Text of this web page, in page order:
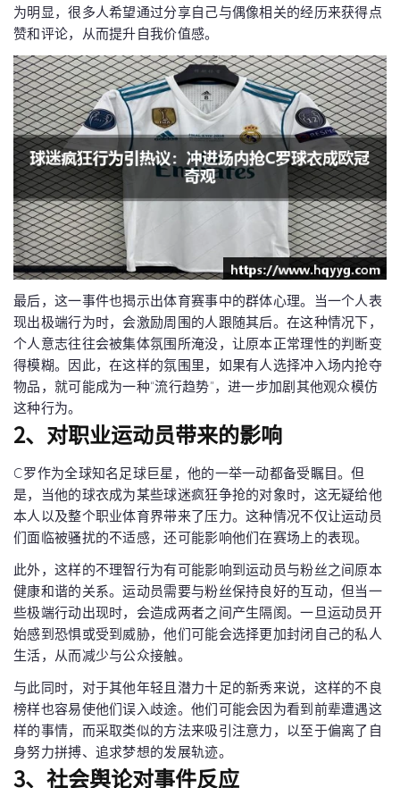
为明显，很多人希望通过分享自己与偶像相关的经历来获得点
赞和评论，从而提升自我价值感。
最后，这一事件也揭示出体育赛事中的群体心理。当一个人表
现出极端行为时，会激励周围的人跟随其后。在这种情况下，
个人意志往往会被集体氛围所淹没，让原本正常理性的判断变
得模糊。因此，在这样的氛围里，如果有人选择冲入场内抢夺
物品，就可能成为一种“流行趋势”，进一步加剧其他观众模仿
这种行为。
2、对职业运动员带来的影响
C罗作为全球知名足球巨星，他的一举一动都备受瞩目。但
是，当他的球衣成为某些球迷疯狂争抢的对象时，这无疑给他
本人以及整个职业体育界带来了压力。这种情况不仅让运动员
们面临被骚扰的不适感，还可能影响他们在赛场上的表现。
此外，这样的不理智行为有可能影响到运动员与粉丝之间原本
健康和谐的关系。运动员需要与粉丝保持良好的互动，但当一
些极端行动出现时，会造成两者之间产生隔阂。一旦运动员开
始感到恐惧或受到威胁，他们可能会选择更加封闭自己的私人
生活，从而减少与公众接触。
与此同时，对于其他年轻且潜力十足的新秀来说，这样的不良
榜样也容易使他们误入歧途。他们可能会因为看到前辈遭遇这
样的事情，而采取类似的方法来吸引注意力，以至于偏离了自
身努力拼搏、追求梦想的发展轨迹。
3、社会舆论对事件反应